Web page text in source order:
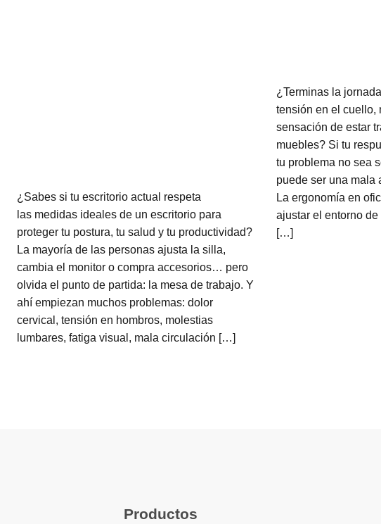
¿Sabes si tu escritorio actual respeta
las medidas ideales de un escritorio para
proteger tu postura, tu salud y tu productividad?
La mayoría de las personas ajusta la silla,
cambia el monitor o compra accesorios… pero
olvida el punto de partida: la mesa de trabajo. Y
ahí empiezan muchos problemas: dolor
cervical, tensión en hombros, molestias
lumbares, fatiga visual, mala circulación […]
¿Terminas la
tensión en el cuello,
sensación de estar
muebles? Si tu
tu problema no sea
puede ser una mala
La ergonomía en
ajustar el entorno
[…]
Productos